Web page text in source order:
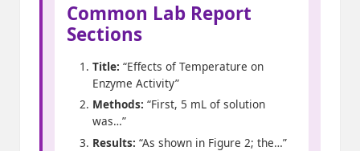
Common Lab Report
Sections
Title: “Effects of Temperature on
Enzyme Activity”
Methods: “First, 5 mL of solution
was…”
Results: “As shown in Figure 2; the…”